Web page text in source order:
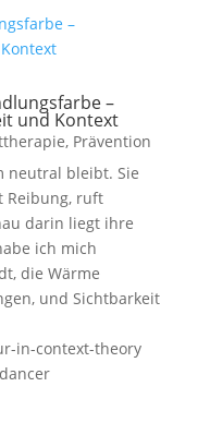
–
und Kontext
, Prävention
neutral bleibt. Sie
Reibung, ruft
darin liegt ihre
ich mich
die Wärme
und Sichtbarkeit
in-context-theory